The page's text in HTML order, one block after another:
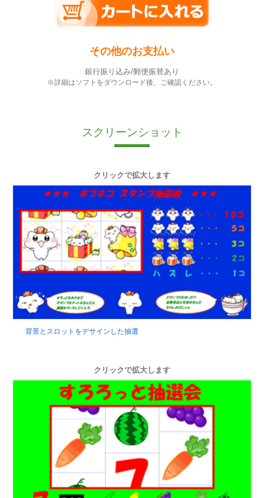
その他のお支払い
銀行振り込み/郵便振替あり
※詳細はソフトをダウンロード後、ご確認ください。
スクリーンショット
クリックで拡大します
背景とスロットをデサインした抽選
クリックで拡大します